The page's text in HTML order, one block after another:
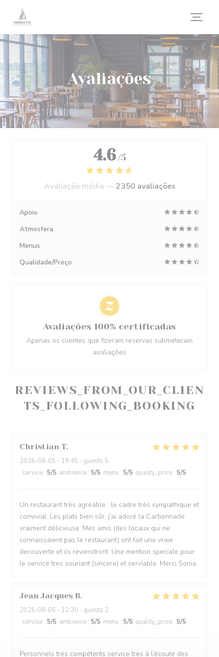
Painel de Gerenciamento de Cookies
Avaliações
REVIEWS_FROM_OUR_CLIEN
TS_FOLLOWING_BOOKING
Christian T
2026-08-05 - 19:45 - guests 5
service : 5/5 ambience : 5/5 menu : 5/5 quality_price : 5/5
Un restaurant très agréable : le cadre très sympathique et
convivial. Les plats bien sûr, j'ai adoré la Carbonnade
vraiment délicieuse. Mes amis (des locaux qui ne
connaissaient pas le restaurant) ont fait une vraie
decouverte et ils reviendront. Une mention speciale pour
le service tres souriant (sincere) et serviable. Merci Sonia.
Jean Jacques B
2026-08-05 - 12:30 - guests 2
service : 5/5 ambience : 5/5 menu : 5/5 quality_price : 5/5
Personnels très compétents service très à l’écoute des
4.6 /5
Avaliação média —2350 avaliações
Apoio
Atmosfera
Menus
Qualidade/Preço
Avaliações 100% certificadas
Apenas os clientes que fizeram reservas submeteram
avaliações